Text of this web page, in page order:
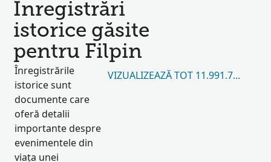
Înregistrări
istorice găsite
pentru Filpin
Înregistrările
istorice sunt
documente care
oferă detalii
importante despre
evenimentele din
viața unei
VIZUALIZEAZĂ TOT 11.991.762